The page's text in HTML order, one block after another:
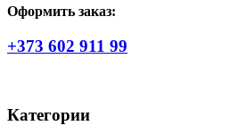
Оформить заказ:
+373 602 911 99
Категории